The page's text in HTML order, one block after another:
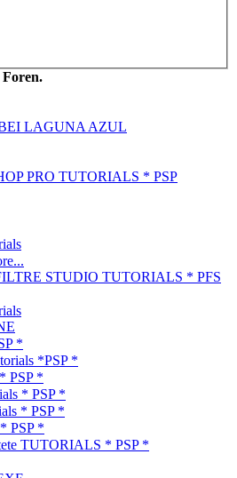
Foren.
LAGUNA AZUL
PRO TUTORIALS * PSP
STUDIO TUTORIALS * PFS
*
*PSP *
PSP *
* PSP *
* PSP *
PSP *
TUTORIALS * PSP *